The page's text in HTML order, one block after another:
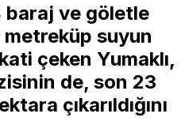
baraj ve göletle
suyun
çeken Yumaklı,
de, son 23
çıkarıldığını